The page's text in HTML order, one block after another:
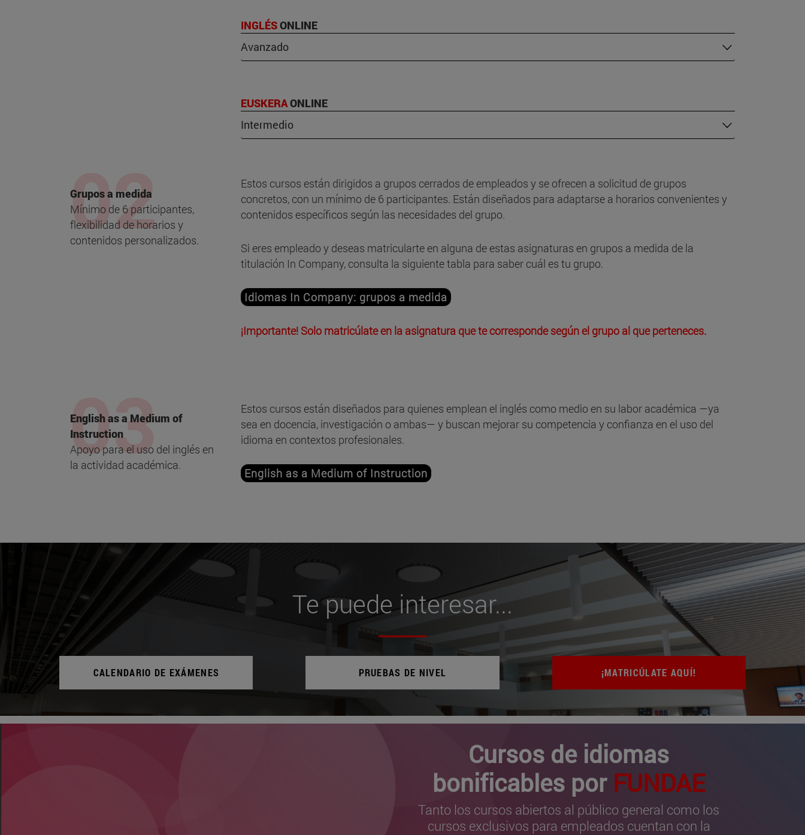
INGLÉSONLINE
Avanzado
EUSKERAONLINE
Intermedio
Grupos a medida
Mínimo de 6 participantes,
flexibilidad de horarios y
contenidos personalizados.
Estos cursos están dirigidos a grupos cerrados de empleados y se ofrecen a solicitud de grupos
concretos, con un mínimo de 6 participantes. Están diseñados para adaptarse a horarios convenientes y
contenidos específicos según las necesidades del grupo.
Si eres empleado y deseas matricularte en alguna de estas asignaturas en grupos a medida de la
titulación In Company, consulta la siguiente tabla para saber cuál es tu grupo.
Idiomas In Company: grupos a medida
¡Importante! Solo matricúlate en la asignatura que te corresponde según el grupo al que perteneces.
English as a Medium of
Instruction
Apoyo para el uso del inglés en
la actividad académica.
Estos cursos están diseñados para quienes emplean el inglés como medio en su labor académica —ya
sea en docencia, investigación o ambas— y buscan mejorar su competencia y confianza en el uso del
idioma en contextos profesionales.
English as a Medium of Instruction
Te puede interesar...
CALENDARIO DE EXÁMENES PRUEBAS DE NIVEL ¡MATRICÚLATE AQUÍ!
Cursos de idiomas
bonificables por FUNDAE
Tanto los cursos abiertos al público general como los
cursos exclusivos para empleados cuentan con la